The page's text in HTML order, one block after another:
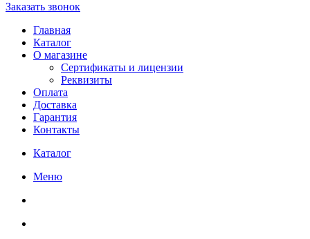
Заказать звонок
Главная
Каталог
О магазине
Сертификаты и лицензии
Реквизиты
Оплата
Доставка
Гарантия
Контакты
Каталог
Меню